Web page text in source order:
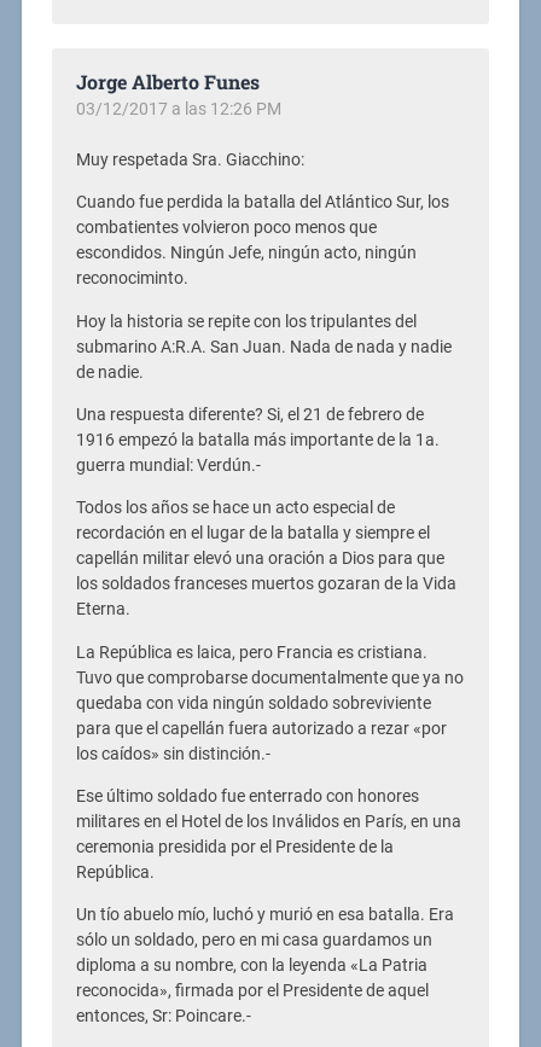
Jorge Alberto Funes
03/12/2017 a las 12:26 PM
Muy respetada Sra. Giacchino:
Cuando fue perdida la batalla del Atlántico Sur, los
combatientes volvieron poco menos que
escondidos. Ningún Jefe, ningún acto, ningún
reconociminto.
Hoy la historia se repite con los tripulantes del
submarino A:R.A. San Juan. Nada de nada y nadie
de nadie.
Una respuesta diferente? Si, el 21 de febrero de
1916 empezó la batalla más importante de la 1a.
guerra mundial: Verdún.-
Todos los años se hace un acto especial de
recordación en el lugar de la batalla y siempre el
capellán militar elevó una oración a Dios para que
los soldados franceses muertos gozaran de la Vida
Eterna.
La República es laica, pero Francia es cristiana.
Tuvo que comprobarse documentalmente que ya no
quedaba con vida ningún soldado sobreviviente
para que el capellán fuera autorizado a rezar «por
los caídos» sin distinción.-
Ese último soldado fue enterrado con honores
militares en el Hotel de los Inválidos en París, en una
ceremonia presidida por el Presidente de la
República.
Un tío abuelo mío, luchó y murió en esa batalla. Era
sólo un soldado, pero en mi casa guardamos un
diploma a su nombre, con la leyenda «La Patria
reconocida», firmada por el Presidente de aquel
entonces, Sr: Poincare.-